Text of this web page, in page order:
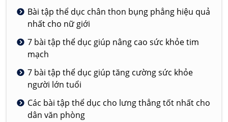
Bài tập thể dục chân thon bụng phẳng hiệu quả
nhất cho nữ giới
7 bài tập thể dục giúp nâng cao sức khỏe tim
mạch
7 bài tập thể dục giúp tăng cường sức khỏe
người lớn tuổi
Các bài tập thể dục cho lưng thẳng tốt nhất cho
dân văn phòng